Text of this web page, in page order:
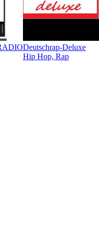
Deutschrap-Deluxe
Hip Hop, Rap